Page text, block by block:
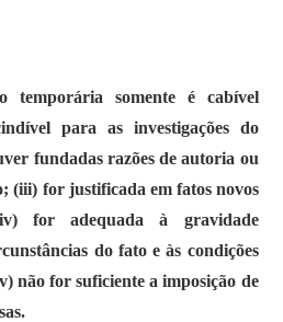
temporária somente é cabível
para as investigações do
fundadas razões de autoria ou
(iii) for justificada em fatos novos
for adequada à gravidade
do fato e às condições
não for suficiente a imposição de